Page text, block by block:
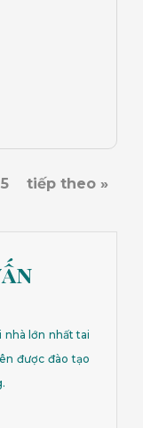
5 tiếp theo »
nhà lớn nhất tai
được đào tạo